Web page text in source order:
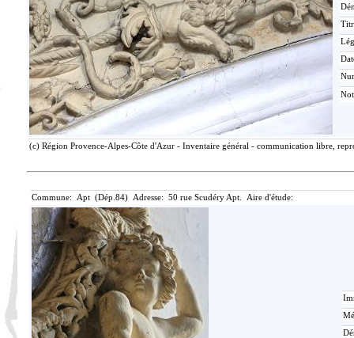
(c) Région Provence-Alpes-Côte d'Azur - Inventaire général - communication libre,
Commune: Apt (Dép.84) Adresse: 50 rue Scudéry Apt. Aire d'étude: